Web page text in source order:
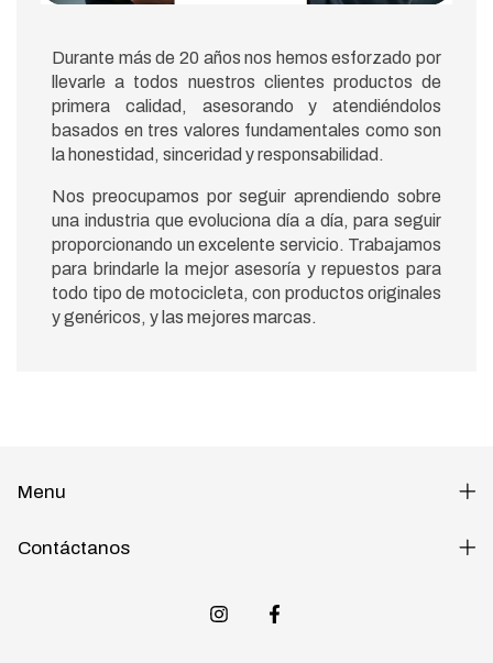
Durante más de 20 años nos hemos esforzado por
llevarle a todos nuestros clientes productos de
primera calidad, asesorando y atendiéndolos
basados en tres valores fundamentales como son
la honestidad, sinceridad y responsabilidad.
Nos preocupamos por seguir aprendiendo sobre
una industria que evoluciona día a día, para seguir
proporcionando un excelente servicio. Trabajamos
para brindarle la mejor asesoría y repuestos para
todo tipo de motocicleta, con productos originales
y genéricos, y las mejores marcas.
Menu
Contáctanos